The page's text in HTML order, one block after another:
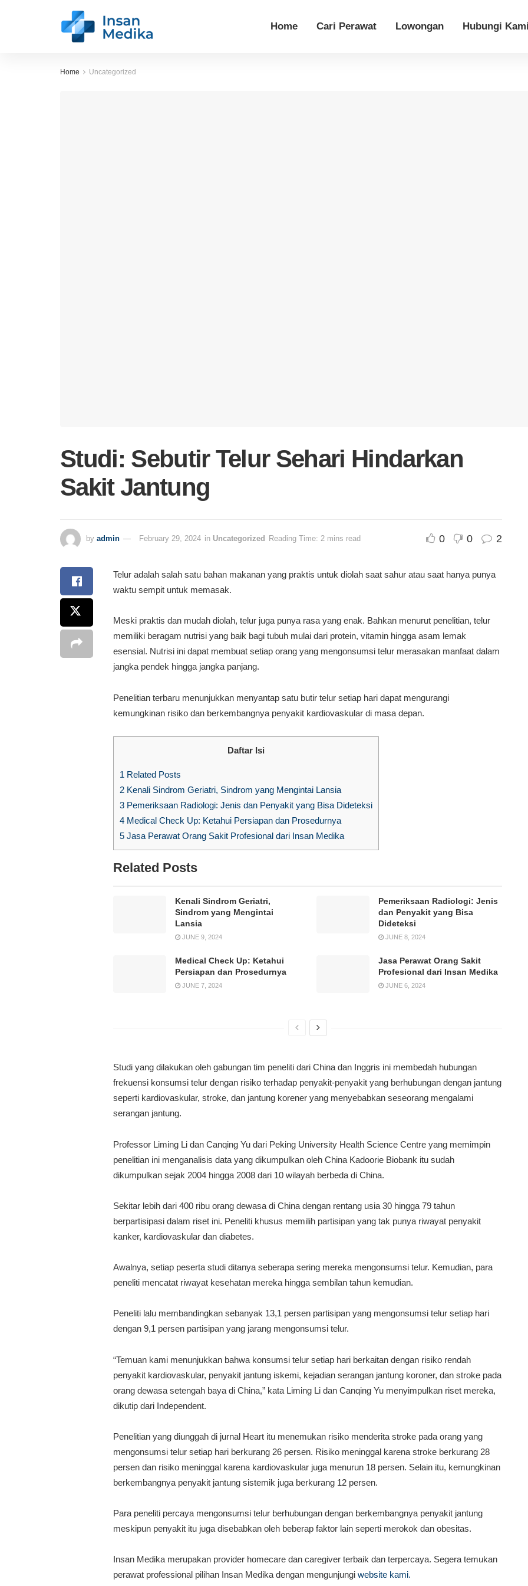
Home Cari Perawat Lowongan Hubungi Kami
Home Uncategorized
Studi: Sebutir Telur Sehari Hindarkan
Sakit Jantung
by admin February 29, 2024 in Uncategorized Reading Time: 2 mins read 0 0 2
Telur adalah salah satu bahan makanan yang praktis untuk diolah saat sahur atau saat hanya punya
waktu sempit untuk memasak.
Meski praktis dan mudah diolah, telur juga punya rasa yang enak. Bahkan menurut penelitian, telur
memiliki beragam nutrisi yang baik bagi tubuh mulai dari protein, vitamin hingga asam lemak
esensial. Nutrisi ini dapat membuat setiap orang yang mengonsumsi telur merasakan manfaat dalam
jangka pendek hingga jangka panjang.
Penelitian terbaru menunjukkan menyantap satu butir telur setiap hari dapat mengurangi
kemungkinan risiko dan berkembangnya penyakit kardiovaskular di masa depan.
Daftar Isi
1 Related Posts
2 Kenali Sindrom Geriatri, Sindrom yang Mengintai Lansia
3 Pemeriksaan Radiologi: Jenis dan Penyakit yang Bisa Dideteksi
4 Medical Check Up: Ketahui Persiapan dan Prosedurnya
5 Jasa Perawat Orang Sakit Profesional dari Insan Medika
Related Posts
Kenali Sindrom Geriatri,
Sindrom yang Mengintai
Lansia
JUNE 9, 2024
Pemeriksaan Radiologi: Jenis
dan Penyakit yang Bisa
Dideteksi
JUNE 8, 2024
Medical Check Up: Ketahui
Persiapan dan Prosedurnya
JUNE 7, 2024
Jasa Perawat Orang Sakit
Profesional dari Insan Medika
JUNE 6, 2024
Studi yang dilakukan oleh gabungan tim peneliti dari China dan Inggris ini membedah hubungan
frekuensi konsumsi telur dengan risiko terhadap penyakit-penyakit yang berhubungan dengan jantung
seperti kardiovaskular, stroke, dan jantung korener yang menyebabkan seseorang mengalami
serangan jantung.
Professor Liming Li dan Canqing Yu dari Peking University Health Science Centre yang memimpin
penelitian ini menganalisis data yang dikumpulkan oleh China Kadoorie Biobank itu sudah
dikumpulkan sejak 2004 hingga 2008 dari 10 wilayah berbeda di China.
Sekitar lebih dari 400 ribu orang dewasa di China dengan rentang usia 30 hingga 79 tahun
berpartisipasi dalam riset ini. Peneliti khusus memilih partisipan yang tak punya riwayat penyakit
kanker, kardiovaskular dan diabetes.
Awalnya, setiap peserta studi ditanya seberapa sering mereka mengonsumsi telur. Kemudian, para
peneliti mencatat riwayat kesehatan mereka hingga sembilan tahun kemudian.
Peneliti lalu membandingkan sebanyak 13,1 persen partisipan yang mengonsumsi telur setiap hari
dengan 9,1 persen partisipan yang jarang mengonsumsi telur.
“Temuan kami menunjukkan bahwa konsumsi telur setiap hari berkaitan dengan risiko rendah
penyakit kardiovaskular, penyakit jantung iskemi, kejadian serangan jantung koroner, dan stroke pada
orang dewasa setengah baya di China,” kata Liming Li dan Canqing Yu menyimpulkan riset mereka,
dikutip dari Independent.
Penelitian yang diunggah di jurnal Heart itu menemukan risiko menderita stroke pada orang yang
mengonsumsi telur setiap hari berkurang 26 persen. Risiko meninggal karena stroke berkurang 28
persen dan risiko meninggal karena kardiovaskular juga menurun 18 persen. Selain itu, kemungkinan
berkembangnya penyakit jantung sistemik juga berkurang 12 persen.
Para peneliti percaya mengonsumsi telur berhubungan dengan berkembangnya penyakit jantung
meskipun penyakit itu juga disebabkan oleh beberap faktor lain seperti merokok dan obesitas.
Insan Medika merupakan provider homecare dan caregiver terbaik dan terpercaya. Segera temukan
perawat professional pilihan Insan Medika dengan mengunjungi website kami.